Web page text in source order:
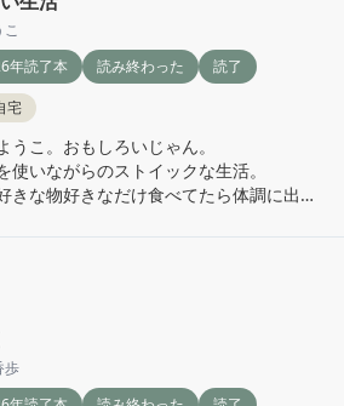
再認識した。
私はたぶん優しすぎる、他人の善意は全
取らないと相手が可哀想って思いすぎる
本当に読んでいて苦しかった。
年読了本
読み終わった
読了
宅
うこ。おもしろいじゃん。
使いながらのストイックな生活。
きな物好きなだけ食べてたら体調に出る
歩